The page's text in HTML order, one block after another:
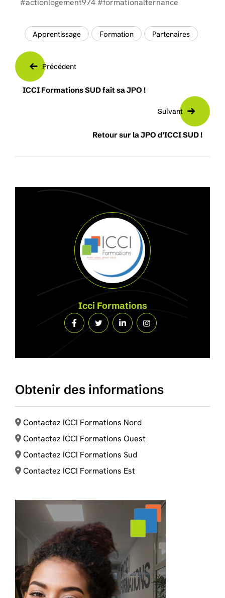
Apprentissage Formation Partenaires
Précédent
ICCI Formations SUD fait sa JPO !
Suivant
Retour sur la JPO d’ICCI SUD !
Icci Formations
Obtenir des informations
Contactez ICCI Formations Nord
Contactez ICCI Formations Ouest
Contactez ICCI Formations Sud
Contactez ICCI Formations Est